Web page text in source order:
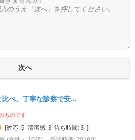
べ、丁寧な診察で安...
ものです
[対応: 5 清潔感: 3 待ち時間: 3 ]